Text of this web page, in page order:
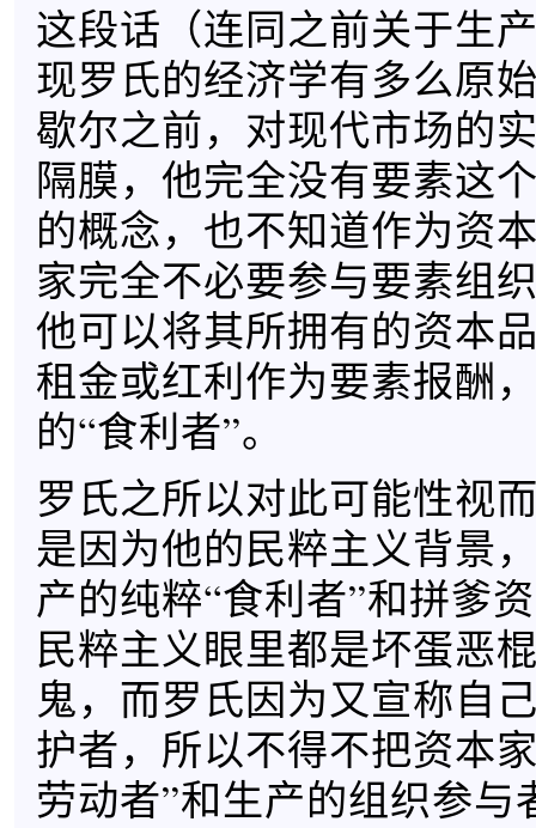
这段话（连同之前关于生
现罗氏的经济学有多么原
歇尔之前，对现代市场的
隔膜，他完全没有要素这
的概念，也不知道作为资
家完全不必要参与要素组
他可以将其所拥有的资本
租金或红利作为要素报酬
的“食利者”。
罗氏之所以对此可能性视
是因为他的民粹主义背景
产的纯粹“食利者”和拼爹
民粹主义眼里都是坏蛋恶
鬼，而罗氏因为又宣称自
护者，所以不得不把资本
劳动者”和生产的组织参与